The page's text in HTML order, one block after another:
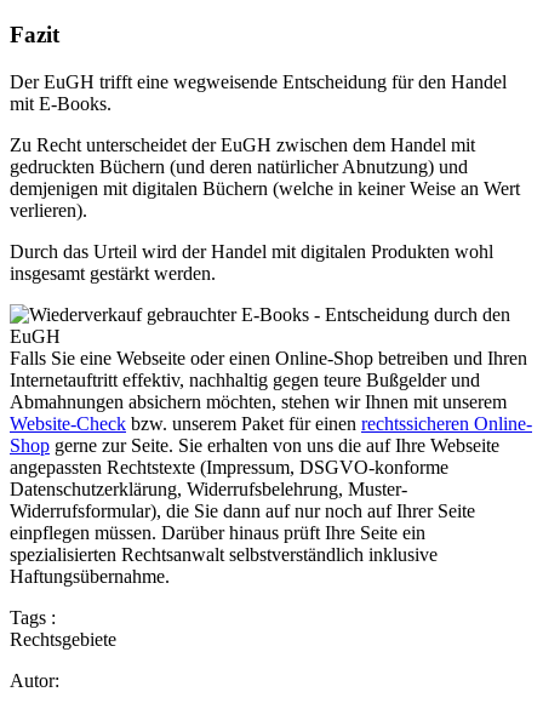
Fazit
Der EuGH trifft eine wegweisende Entscheidung für den Handel
mit E-Books.
Zu Recht unterscheidet der EuGH zwischen dem Handel mit
gedruckten Büchern (und deren natürlicher Abnutzung) und
demjenigen mit digitalen Büchern (welche in keiner Weise an Wert
verlieren).
Durch das Urteil wird der Handel mit digitalen Produkten wohl
insgesamt gestärkt werden.
Falls Sie eine Webseite oder einen Online-Shop betreiben und Ihren
Internetauftritt effektiv, nachhaltig gegen teure Bußgelder und
Abmahnungen absichern möchten, stehen wir Ihnen mit unserem
Website-Check bzw. unserem Paket für einen rechtssicheren Online-
Shop gerne zur Seite. Sie erhalten von uns die auf Ihre Webseite
angepassten Rechtstexte (Impressum, DSGVO-konforme
Datenschutzerklärung, Widerrufsbelehrung, Muster-
Widerrufsformular), die Sie dann auf nur noch auf Ihrer Seite
einpflegen müssen. Darüber hinaus prüft Ihre Seite ein
spezialisierten Rechtsanwalt selbstverständlich inklusive
Haftungsübernahme.
Tags :
Rechtsgebiete
Autor: